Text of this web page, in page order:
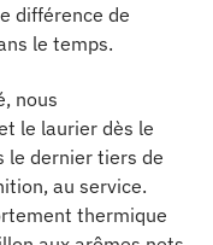
différence de
le temps.
nous
le laurier dès le
le dernier tiers de
au service.
thermique